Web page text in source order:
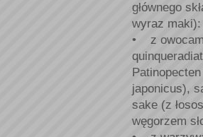
głównego
wyraz maki):
• z
japonicus),
sake (z
węgorzem